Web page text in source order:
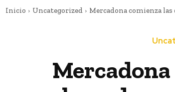
Inicio Uncategorized Mercadona comienza